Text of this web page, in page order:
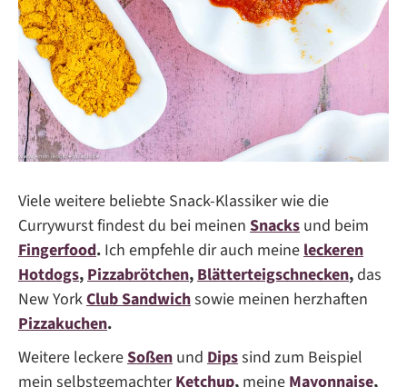
Viele weitere beliebte Snack-Klassiker wie die
Currywurst findest du bei meinen Snacks und beim
Fingerfood. Ich empfehle dir auch meineleckeren
Hotdogs,Pizzabrötchen,Blätterteigschnecken,das
New YorkClub Sandwichsowie meinen herzhaften
Pizzakuchen.
Weitere leckereSoßen und Dipssind zum Beispiel
mein selbstgemachterKetchup, meineMayonnaise,